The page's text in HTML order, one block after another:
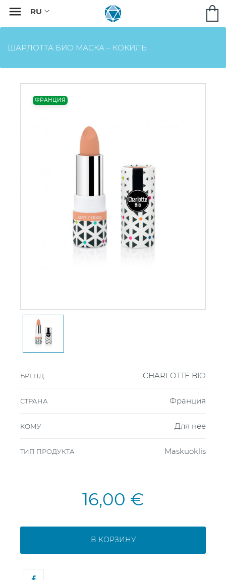

ШАРЛОТТА БИО МАСКА – КОКИЛЬ
ФРАНЦИЯ
БРЕНД CHARLOTTE BIO
СТРАНА Франция
КОМУ Для нее
ТИП ПРОДУКТА Maskuoklis
16,00 €
В КОРЗИНУ